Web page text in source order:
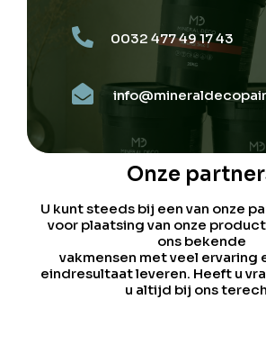
0032 477 49 17 43
Onze
U kunt steeds bij een van onze
voor plaatsing van onze
ons bekende
vakmensen met veel ervaring
eindresultaat leveren. Heeft u
u altijd bij ons